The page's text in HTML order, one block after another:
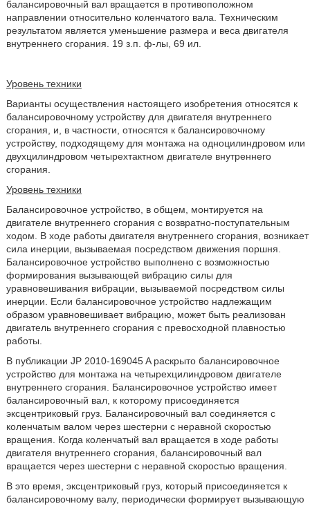
балансировочный вал вращается в противоположном
направлении относительно коленчатого вала. Техническим
результатом является уменьшение размера и веса двигателя
внутреннего сгорания. 19 з.п. ф-лы, 69 ил.
Уровень техники
Варианты осуществления настоящего изобретения относятся к
балансировочному устройству для двигателя внутреннего
сгорания, и, в частности, относятся к балансировочному
устройству, подходящему для монтажа на одноцилиндровом или
двухцилиндровом четырехтактном двигателе внутреннего
сгорания.
Уровень техники
Балансировочное устройство, в общем, монтируется на
двигателе внутреннего сгорания с возвратно-поступательным
ходом. В ходе работы двигателя внутреннего сгорания, возникает
сила инерции, вызываемая посредством движения поршня.
Балансировочное устройство выполнено с возможностью
формирования вызывающей вибрацию силы для
уравновешивания вибрации, вызываемой посредством силы
инерции. Если балансировочное устройство надлежащим
образом уравновешивает вибрацию, может быть реализован
двигатель внутреннего сгорания с превосходной плавностью
работы.
В публикации JP 2010-169045 A раскрыто балансировочное
устройство для монтажа на четырехцилиндровом двигателе
внутреннего сгорания. Балансировочное устройство имеет
балансировочный вал, к которому присоединяется
эксцентриковый груз. Балансировочный вал соединяется с
коленчатым валом через шестерни с неравной скоростью
вращения. Когда коленчатый вал вращается в ходе работы
двигателя внутреннего сгорания, балансировочный вал
вращается через шестерни с неравной скоростью вращения.
В это время, эксцентриковый груз, который присоединяется к
балансировочному валу, периодически формирует вызывающую